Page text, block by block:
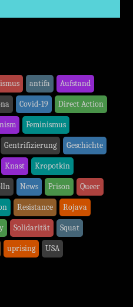
antifa Aufstand
Covid-19 Direct Action
Feminismus
Gentrifizierung Geschichte
Knast Kropotkin
News Prison Queer
Resistance Rojava
Solidarität Squat
uprising USA